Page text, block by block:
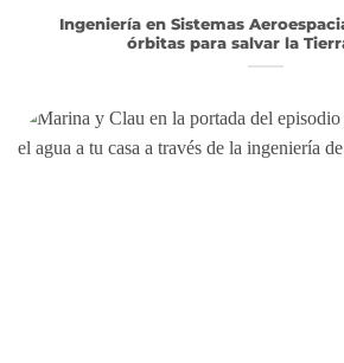
Ingeniería en Sistemas
órbitas para salvar la